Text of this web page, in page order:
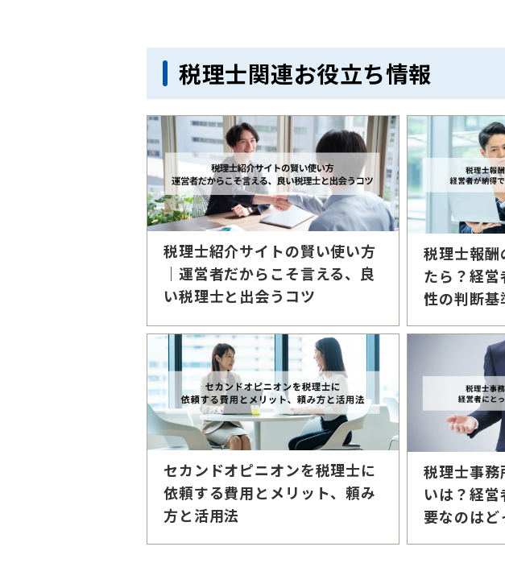
税理士関連お役立ち情報
税理士紹介サイトの賢い使い方
｜運営者だからこそ言える、良
い税理士と出会うコツ
税理士報酬
たら？経営
性の判断基
セカンドオピニオンを税理士に
依頼する費用とメリット、頼み
方と活用法
税理士事務
いは？経営
要なのはど